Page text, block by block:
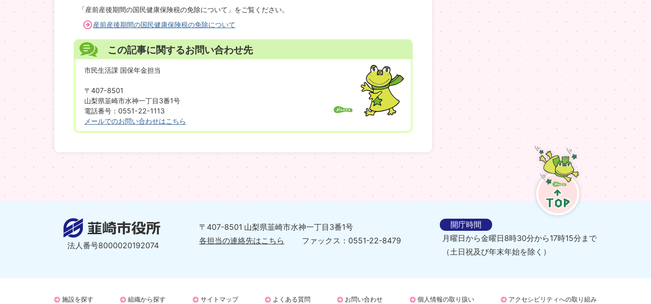
「産前産後期間の国民健康保険税の免除について」をご覧ください。
産前産後期間の国民健康保険税の免除について
この記事に関するお問い合わせ先
市民生活課 国保年金担当
〒407-8501
山梨県韮崎市水神一丁目3番1号
電話番号：0551-22-1113
メールでのお問い合わせはこちら
TOP
法人番号8000020192074
〒407-8501 山梨県韮崎市水神一丁目3番1号
各担当の連絡先はこちら
ファックス：0551-22-8479
開庁時間
月曜日から金曜日8時30分から17時15分まで
（土日祝及び年末年始を除く）
施設を探す 組織から探す サイトマップ よくある質問 お問い合わせ 個人情報の取り扱い アクセシビリティへの取り組み